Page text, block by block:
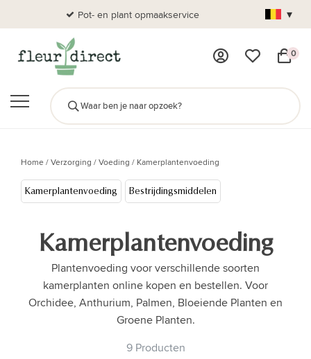
Pot- en plant opmaakservice ▾
0
Home/Verzorging /Voeding / Kamerplantenvoeding
Kamerplantenvoeding Bestrijdingsmiddelen
Kamerplantenvoeding
Plantenvoeding voor verschillende soorten
kamerplanten online kopen en bestellen. Voor
Orchidee, Anthurium, Palmen, Bloeiende Planten en
Groene Planten.
9 Producten